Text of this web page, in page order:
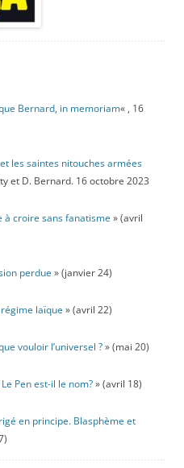
Bernard, in memoriam« , 16
les saintes nitouches armées
et D. Bernard. 16 octobre 2023
à croire sans fanatisme » (avril
perdue » (janvier 24)
laïque » (avril 22)
vouloir l’universel ?» (mai 20)
Pen est-il le nom?» (avril 18)
en principe. Blasphème et